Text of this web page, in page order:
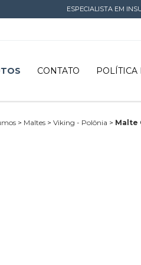
ESPECIALISTA EM
CONTATO POLÍTICA
> Maltes > Viking - Polônia > Malte